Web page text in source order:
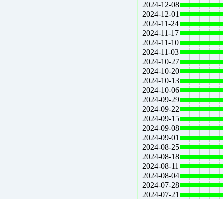
2024-12-08
2024-12-01
2024-11-24
2024-11-17
2024-11-10
2024-11-03
2024-10-27
2024-10-20
2024-10-13
2024-10-06
2024-09-29
2024-09-22
2024-09-15
2024-09-08
2024-09-01
2024-08-25
2024-08-18
2024-08-11
2024-08-04
2024-07-28
2024-07-21